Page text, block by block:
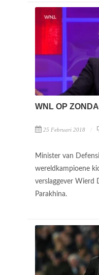
WNL OP
25 Februari 2018
Minister van
wereldkampioene
verslaggever Wierd
Parakhina.